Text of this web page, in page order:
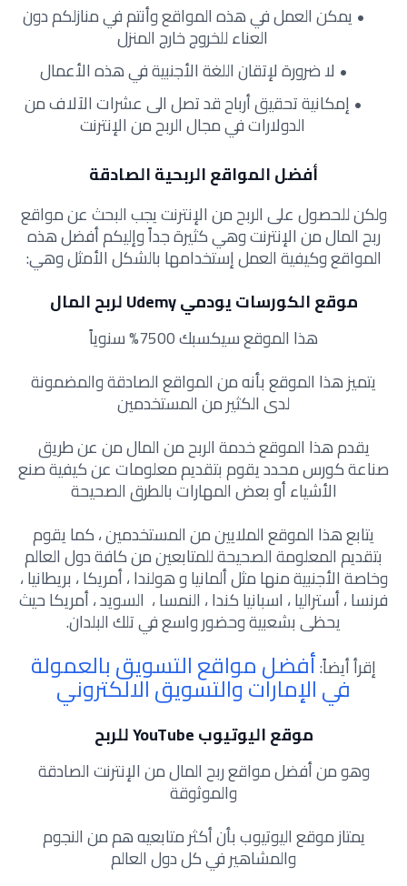
يمكن العمل في هذه المواقع وأنتم في منازلكم دون
العناء للخروج خارج المنزل
لا ضرورة لإتقان اللغة الأجنبية في هذه الأعمال
إمكانية تحقيق أرباح قد تصل الى عشرات الآلاف من
الدولارات في مجال الربح من الإنترنت
أفضل المواقع الربحية الصادقة
ولكن للحصول على الربح من الإنترنت يجب البحث عن مواقع
ربح المال من الإنترنت وهي كثيرة جداً وإليكم أفضل هذه
المواقع وكيفية العمل إستخدامها بالشكل الأمثل وهي:
موقع الكورسات يودمي Udemy لربح المال
هذا الموقع سيكسبك 7500% سنوياً
يتميز هذا الموقع بأنه من المواقع الصادقة والمضمونة
لدى الكثير من المستخدمين
يقدم هذا الموقع خدمة الربح من المال من عن طريق
صناعة كورس محدد يقوم بتقديم معلومات عن كيفية صنع
الأشياء أو بعض المهارات بالطرق الصحيحة
يتابع هذا الموقع الملايين من المستخدمين ، كما يقوم
بتقديم المعلومة الصحيحة للمتابعين من كافة دول العالم
وخاصة الأجنبية منها مثل ألمانيا و هولندا ، أمريكا ، بريطانيا ،
فرنسا ، أستراليا ، اسبانيا كندا ، النمسا ، السويد ، أمريكا حيث
يحظى بشعبية وحضور واسع في تلك البلدان.
إقرأ أيضاً:أفضل مواقع التسويق بالعمولة
في الإمارات والتسويق الالكتروني
موقع اليوتيوب YouTube للربح
وهو من أفضل مواقع ربح المال من الإنترنت الصادقة
والموثوقة
يمتاز موقع اليوتيوب بأن أكثر متابعيه هم من النجوم
والمشاهير في كل دول العالم